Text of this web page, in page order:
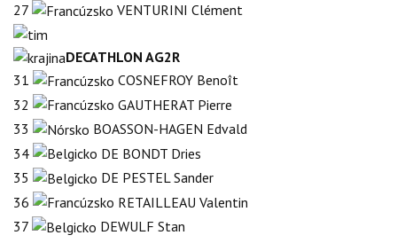
27
VENTURINI Clément
DECATHLON AG2R
31
COSNEFROY Benoît
32
GAUTHERAT Pierre
33
BOASSON-HAGEN Edvald
34
DE BONDT Dries
35
DE PESTEL Sander
36
RETAILLEAU Valentin
37
DEWULF Stan